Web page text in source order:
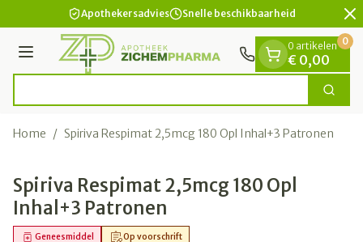
Ga naar de inhoudApothekersadvies Snelle beschikbaarheid
Menu
Zoek
0 artikelen
€ 0,00
0
Home / Spiriva Respimat 2,5mcg 180 Opl Inhal+3 Patronen
Spiriva Respimat 2,5mcg 180 Opl
Inhal+3 Patronen
Op voorschrift
Geneesmiddel